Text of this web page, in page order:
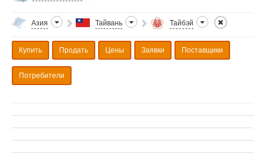
Азия Тайвань Тайбэй
Купить Продать Цены Заявки Поставщики
Потребители